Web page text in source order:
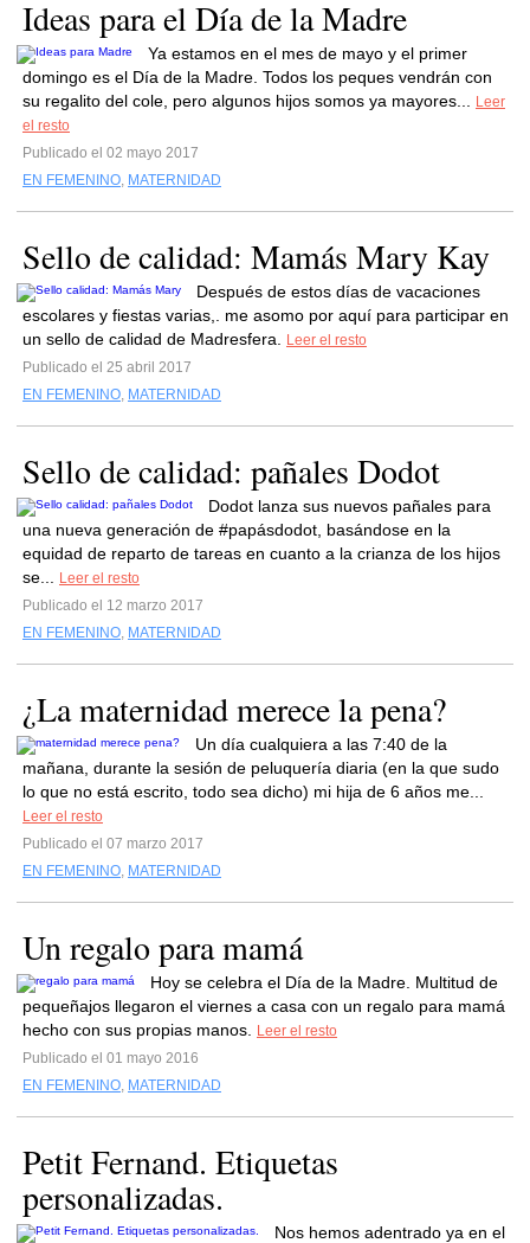
Ideas para el Día de la Madre
Ya estamos en el mes de mayo y el primer
domingo es el Día de la Madre. Todos los peques vendrán con
su regalito del cole, pero algunos hijos somos ya mayores...
Leer
el resto
Publicado el 02 mayo 2017
EN FEMENINO, MATERNIDAD
Sello de calidad: Mamás Mary Kay
Después de estos días de vacaciones
escolares y fiestas varias,. me asomo por aquí para participar en
un sello de calidad de Madresfera.
Leer el resto
Publicado el 25 abril 2017
EN FEMENINO, MATERNIDAD
Sello de calidad: pañales Dodot
Dodot lanza sus nuevos pañales para
una nueva generación de #papásdodot, basándose en la
equidad de reparto de tareas en cuanto a la crianza de los hijos
se...
Leer el resto
Publicado el 12 marzo 2017
EN FEMENINO, MATERNIDAD
¿La maternidad merece la pena?
Un día cualquiera a las 7:40 de la
mañana, durante la sesión de peluquería diaria (en la que sudo
lo que no está escrito, todo sea dicho) mi hija de 6 años me...
Leer el resto
Publicado el 07 marzo 2017
EN FEMENINO, MATERNIDAD
Un regalo para mamá
Hoy se celebra el Día de la Madre. Multitud de
pequeñajos llegaron el viernes a casa con un regalo para mamá
hecho con sus propias manos.
Leer el resto
Publicado el 01 mayo 2016
EN FEMENINO, MATERNIDAD
Petit Fernand. Etiquetas
personalizadas.
Nos hemos adentrado ya en el